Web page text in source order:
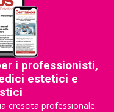
i professionisti,
estetici e
crescita professionale.